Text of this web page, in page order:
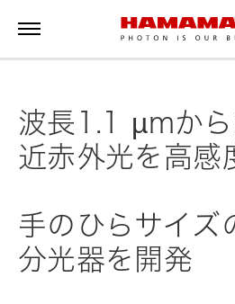
波長1.1 µmか
近赤外光を高感
手のひらサイズ
分光器を開発